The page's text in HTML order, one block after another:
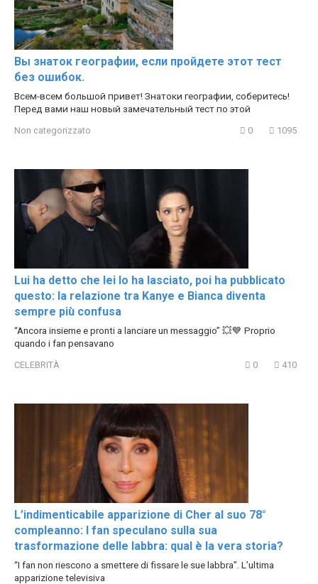
Вы знаток географии, если пройдете этот тест
без ошибок.
Всем-всем большой привет! Знатоки географии, соберитесь!
Перед вами наш новый замечательный тест по этой
Non categorizzato 0 1095
Lui ha detto che lei lo ha lasciato, poi ha pubblicato
questo: la relazione tra Kanye e Bianca diventa
sempre più confusa
“Ancora insieme e pronti a lanciare un messaggio” 💥💙 Proprio
quando i fan pensavano
CELEBRITÀ 0 410
L’indimenticabile apparizione di Cher al suo 78°
compleanno: I fan speculano sulla sua
trasformazione delle labbra: qual è la vera storia?
“I fan non riescono a smettere di fissare le sue labbra”. L’ultima
apparizione televisiva